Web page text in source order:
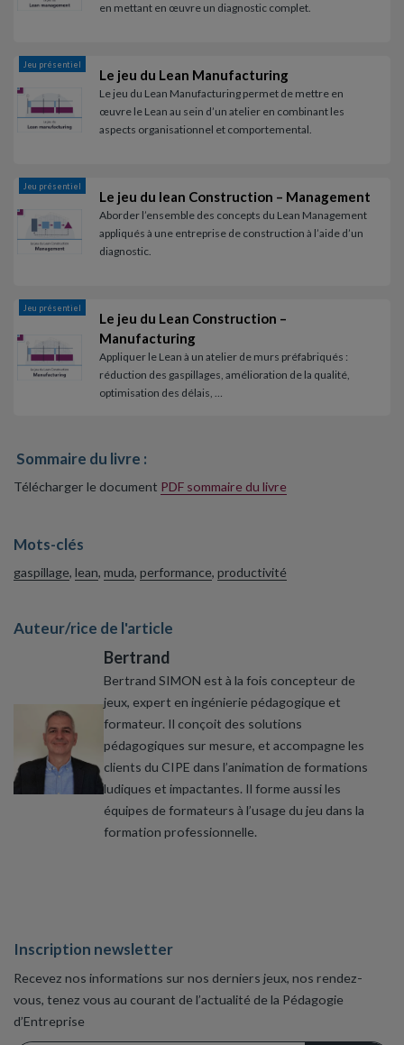
en mettant en œuvre un diagnostic complet.
Jeu présentiel
Le jeu du Lean Manufacturing
Le jeu du Lean Manufacturing permet de mettre en
œuvre le Lean au sein d’un atelier en combinant les
aspects organisationnel et comportemental.
Jeu présentiel
Le jeu du lean Construction – Management
Aborder l’ensemble des concepts du Lean Management
appliqués à une entreprise de construction à l’aide d’un
diagnostic.
Jeu présentiel
Le jeu du Lean Construction –
Manufacturing
Appliquer le Lean à un atelier de murs préfabriqués :
réduction des gaspillages, amélioration de la qualité,
optimisation des délais, …
Sommaire du livre :
Télécharger le document PDF sommaire du livre
Mots-clés
gaspillage, lean, muda, performance, productivité
Auteur/rice de l'article
Bertrand
Bertrand SIMON est à la fois concepteur de
jeux, expert en ingénierie pédagogique et
formateur. Il conçoit des solutions
pédagogiques sur mesure, et accompagne les
clients du CIPE dans l’animation de formations
ludiques et impactantes. Il forme aussi les
équipes de formateurs à l’usage du jeu dans la
formation professionnelle.
Inscription newsletter
Recevez nos informations sur nos derniers jeux, nos rendez-
vous, tenez vous au courant de l’actualité de la Pédagogie
d’Entreprise